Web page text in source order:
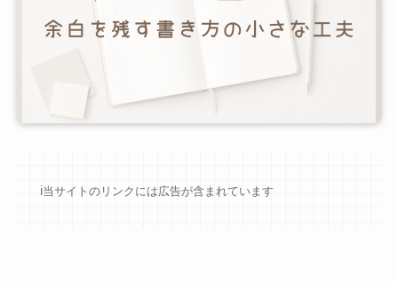
ℹ︎当サイトのリンクには広告が含まれています